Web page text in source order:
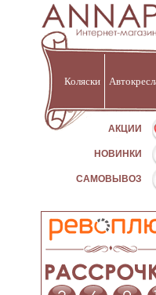
Коляски
АКЦИИ
НОВИНКИ
САМОВЫВОЗ